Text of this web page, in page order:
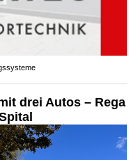
drei Autos – Rega